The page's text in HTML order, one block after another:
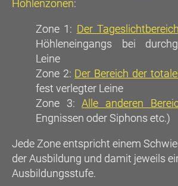
Höhlenzonen:
Der Tageslichtbereich
Höhleneingangs bei
Leine
Der Bereich der
fest verlegter Leine
Alle anderen
Engnissen oder Siphons etc.)
Jede Zone entspricht einem
der Ausbildung und damit jeweils
Ausbildungsstufe.